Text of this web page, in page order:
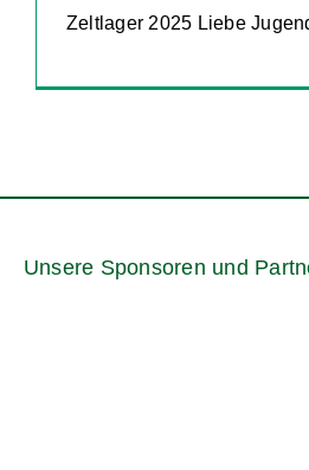
Zeltlager 2025 Liebe
Unsere Sponsoren und